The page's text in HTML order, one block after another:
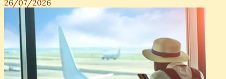
26/07/2026